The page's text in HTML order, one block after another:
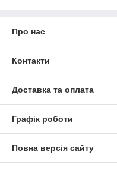
Про нас
Контакти
Доставка та оплата
Графік роботи
Повна версія сайту